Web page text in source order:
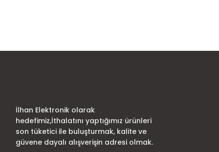
Ürün bilgilerinde hatalar bulunuyor.
İlhan Elektronik olarak
hedefimiz,İthalatını yaptığımız ürünleri
son tüketici ile buluşturmak, kalite ve
güvene dayalı alışverişin adresi olmak.